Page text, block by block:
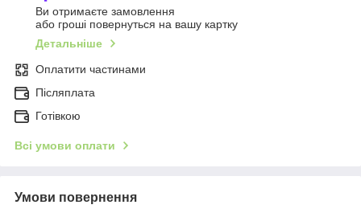
Ви отримаєте замовлення
або гроші повернуться на вашу картку
Детальніше
Оплатити частинами
Післяплата
Готівкою
Всі умови оплати
Умови повернення